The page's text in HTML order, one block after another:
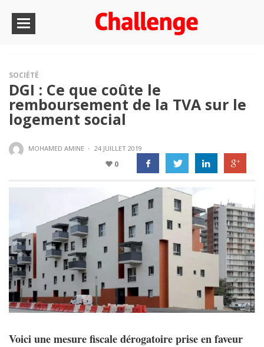
SOCIÉTÉ
DGI : Ce que coûte le
remboursement de la TVA sur le
logement social
MOHAMED AMINE · 24 JUILLET 2019
0
Voici une mesure fiscale dérogatoire prise en faveur